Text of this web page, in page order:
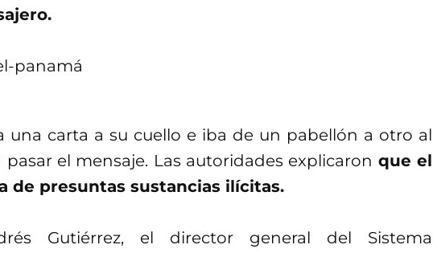
una carta a su cuello e iba de un pabellón a otro al
el mensaje. Las autoridades explicaron que el
de presuntas sustancias ilícitas.
Gutiérrez, el director general del Sistema